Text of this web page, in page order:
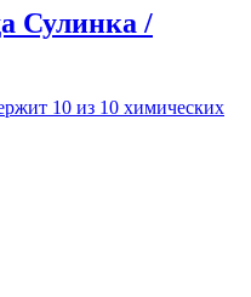
Сулинка /
10 из 10 химических